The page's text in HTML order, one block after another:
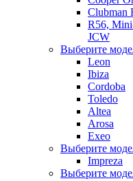
Clubman
R56,
JCW
Выберите
Leon
Ibiza
Cordoba
Toledo
Altea
Arosa
Exeo
Выберите
Impreza
Выберите